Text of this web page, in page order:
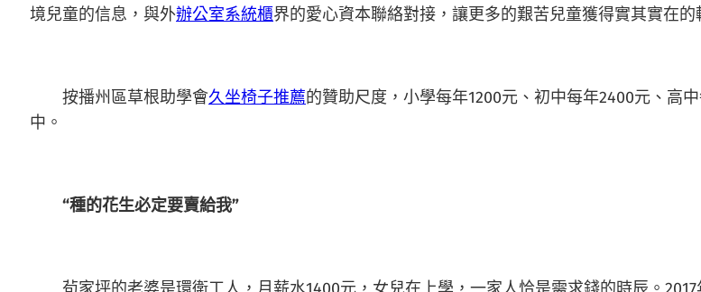
境兒童的信息，與外辦公室系統櫃界的愛心資本聯絡對接，讓更多的艱苦兒童獲得實其實在的
按播州區草根助學會久坐椅子推薦的贊助尺度，小學每年1200元、初中每年2400元、高
中。
“種的花生必定要賣給我”